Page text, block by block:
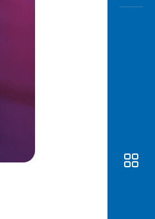
Buka